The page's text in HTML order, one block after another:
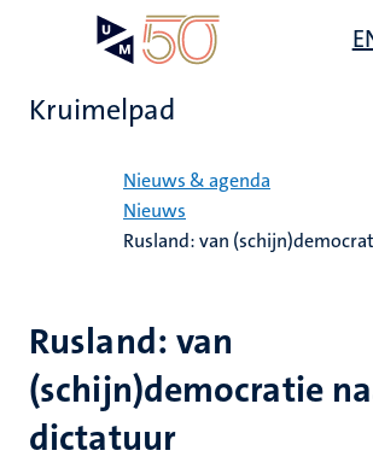
Kruimelpad
Nieuws & agenda
Nieuws
Rusland: van
Rusland: van
(schijn)democratie
dictatuur